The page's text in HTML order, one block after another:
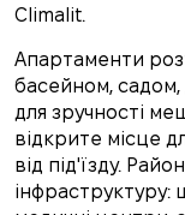
Climalit.
Апартаменти
басейном, садом,
для зручності
відкрите місце
від під'їзду.